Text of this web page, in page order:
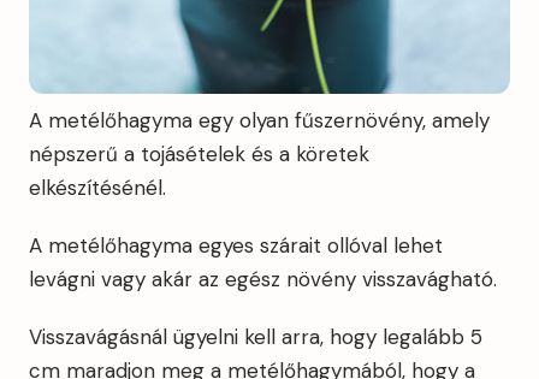
A metélőhagyma egy olyan fűszernövény, amely
népszerű a tojásételek és a köretek
elkészítésénél.
A metélőhagyma egyes szárait ollóval lehet
levágni vagy akár az egész növény visszavágható.
Visszavágásnál ügyelni kell arra, hogy legalább 5
cm maradjon meg a metélőhagymából, hogy a